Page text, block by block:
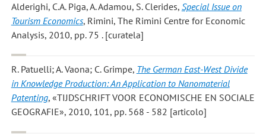
Alderighi, C.A. Piga, A. Adamou, S. Clerides, Special Issue on
Tourism Economics, Rimini, The Rimini Centre for Economic
Analysis, 2010, pp. 75 . [curatela]
R. Patuelli; A. Vaona; C. Grimpe, The German East-West Divide
in Knowledge Production: An Application to Nanomaterial
Patenting, «TIJDSCHRIFT VOOR ECONOMISCHE EN SOCIALE
GEOGRAFIE», 2010, 101, pp. 568 - 582 [articolo]